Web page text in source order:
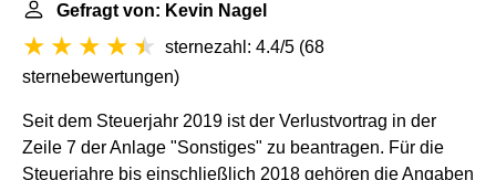
Gefragt von: Kevin Nagel
sternezahl: 4.4/5 (68
sternebewertungen)
Seit dem Steuerjahr 2019 ist der Verlustvortrag in der
Zeile 7 der Anlage "Sonstiges" zu beantragen. Für die
Steuerjahre bis einschließlich 2018 gehören die Angaben